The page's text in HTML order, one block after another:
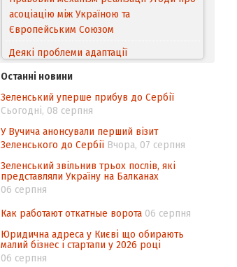
асоціацію між Україною та
Європейським Cоюзом
Деякі проблеми адаптації
походження товарів відповідно до
Угоди про торговельні аспекти прав
інтелектуальної власності (TRIPS) у
контексті євроінтеграції
Аналіз виборчого законодавства щодо
невизначеності механізму повторного
підрахунку голосів виборців
Інформаційна безпека суспільства
Останні новини
Зеленський уперше прибув до Сербії
Сьогодні, 08 серпня
У Вучича анонсували перший візит
Зеленського до Сербії Вчора, 07 серпня
Зеленський звільнив трьох послів, які
представляли Україну на Балканах
06 серпня
Как работают откатные ворота 06 серпня
Юридична адреса у Києві що обирають
малий бізнес і стартапи у 2026 році
06 серпня